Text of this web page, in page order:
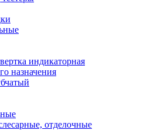
индикаторная
назначения
отделочные